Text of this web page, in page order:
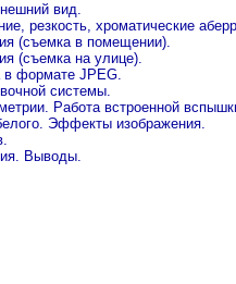
вид.
резкость, хроматические
(съемка в помещении).
(съемка на улице).
в формате JPEG.
системы.
Работа встроенной
Эффекты изображения.
Выводы.